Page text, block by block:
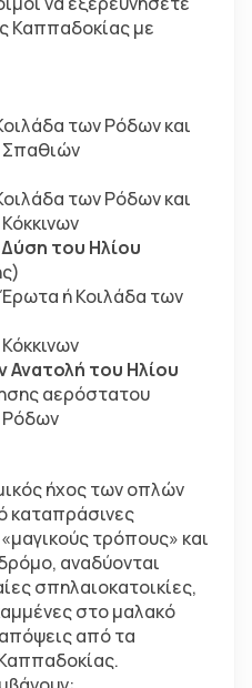
Καππαδοκίας με
των Ρόδων και
Σπαθιών
των Ρόδων και
του Ηλίου
ή Κοιλάδα των
Ανατολή του Ηλίου
αερόστατου
Ρόδων
ήχος των οπλών
καταπράσινες
τρόπους» και
αναδύονται
σπηλαιοκατοικίες,
στο μαλακό
από τα